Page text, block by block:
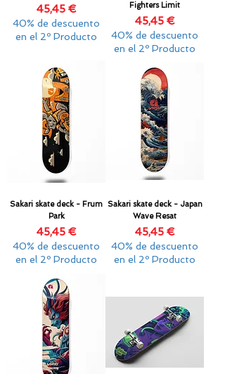
Precio
45,45 €
40% de descuento
en el 2º Producto
Fighters Limit
Precio
45,45 €
40% de descuento
en el 2º Producto
Sakari skate deck - Frum
Park
Precio
45,45 €
40% de descuento
en el 2º Producto
Sakari skate deck - Japan
Wave Resat
Precio
45,45 €
40% de descuento
en el 2º Producto